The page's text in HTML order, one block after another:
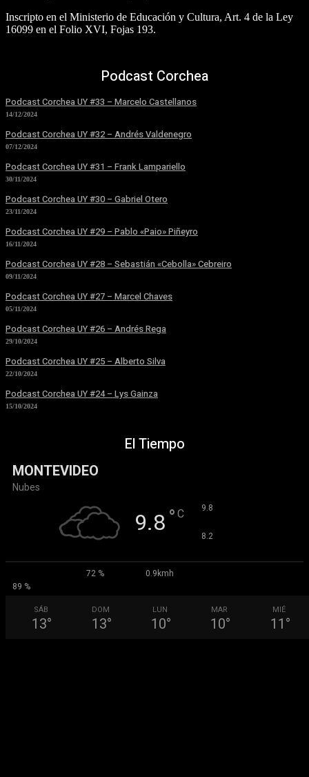
Inscripto en el Ministerio de Educación y Cultura, Art. 4 de la Ley
16099 en el Folio XVI, Fojas 193.
Podcast Corchea
Podcast Corchea UY #33 – Marcelo Castellanos
14/12/2024
Podcast Corchea UY #32 – Andrés Valdenegro
07/12/2024
Podcast Corchea UY #31 – Frank Lampariello
30/11/2024
Podcast Corchea UY #30 – Gabriel Otero
23/11/2024
Podcast Corchea UY #29 – Pablo «Paio» Piñeyro
16/11/2024
Podcast Corchea UY #28 – Sebastián «Cebolla» Cebreiro
09/11/2024
Podcast Corchea UY #27 – Marcel Chaves
05/11/2024
Podcast Corchea UY #26 – Andrés Rega
29/10/2024
Podcast Corchea UY #25 – Alberto Silva
22/10/2024
Podcast Corchea UY #24 – Lys Gainza
15/10/2024
El Tiempo
MONTEVIDEO
Nubes
9.8 ° C 9.8
8.2
72 %
0.9kmh
89 %
SÁB
13°
DOM
13°
LUN
10°
MAR
10°
MIÉ
11 °